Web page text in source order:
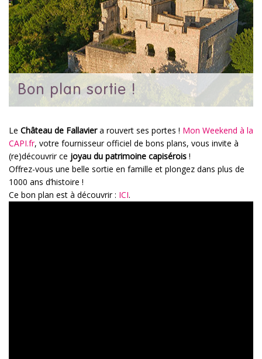
Bon plan sortie !
Le Château de Fallaviera rouvert ses portes ! Mon Weekend à la
CAPI.fr, votre fournisseur officiel de bons plans, vous invite à
(re)découvrir ce joyau du patrimoine capisérois !
Offrez-vous une belle sortie en famille et plongez dans plus de
1000 ans d’histoire !
Ce bon plan est à découvrir : ICI.